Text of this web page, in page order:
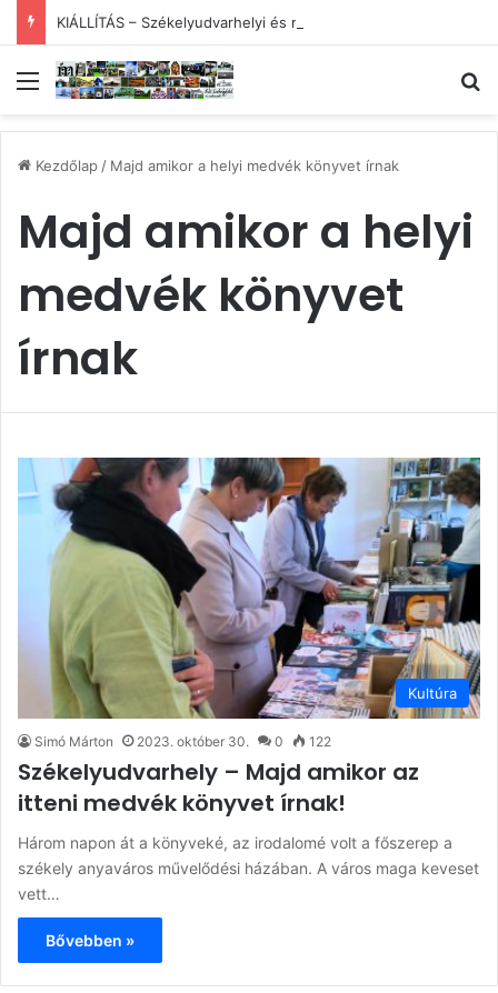
Menü
Kezdőlap/ Majd amikor a helyi medvék könyvet írnak
Majd amikor a helyi
medvék könyvet
írnak
Kultúra
Simó Márton 2023. október 30. 0 122
Székelyudvarhely – Majd amikor az
itteni medvék könyvet írnak!
Három napon át a könyveké, az irodalomé volt a főszerep a
székely anyaváros művelődési házában. A város maga keveset
vett…
Bővebben »